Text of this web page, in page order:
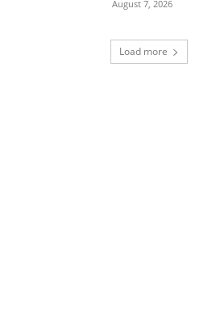
August 7, 2026
Load more